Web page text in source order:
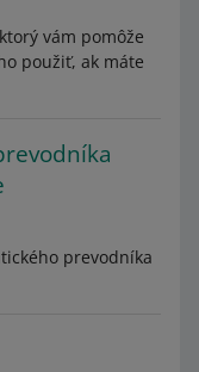
vám pomôže
použiť, ak máte
prevodníka